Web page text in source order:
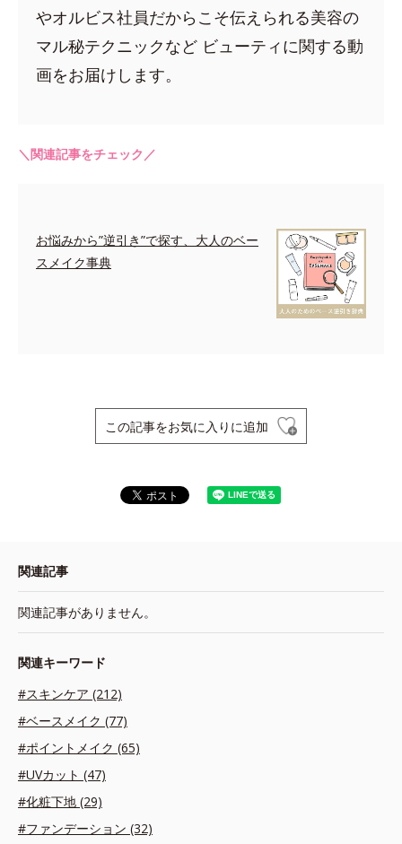
やオルビス社員だからこそ伝えられる美容の
マル秘テクニックなど ビューティに関する動
画をお届けします。
＼関連記事をチェック／
お悩みから”逆引き”で探す、大人のベー
スメイク事典
この記事をお気に入りに追加
関連記事
関連記事がありません。
関連キーワード
#スキンケア (212)
#ベースメイク (77)
#ポイントメイク (65)
#UVカット (47)
#化粧下地 (29)
#ファンデーション (32)